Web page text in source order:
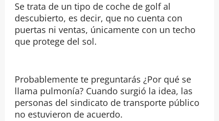
Se trata de un tipo de coche de golf al
descubierto, es decir, que no cuenta con
puertas ni ventas, únicamente con un techo
que protege del sol.
Probablemente te preguntarás ¿Por qué se
llama pulmonía? Cuando surgió la idea, las
personas del sindicato de transporte público
no estuvieron de acuerdo.